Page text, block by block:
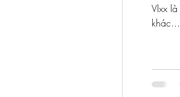
Vlxx là một nền tảng chia sẻ phim người lớn miễn phí, tập trung vào thể loại JAV (Japanese Adult Video) và nhiều nội dung đa dạng